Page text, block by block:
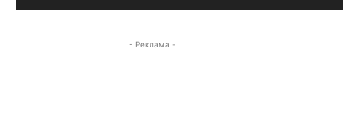
- Реклама -